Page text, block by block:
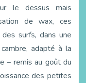
le dessus mais
de wax, ces
surfs, dans une
adapté à la
– remis au goût du
des petites